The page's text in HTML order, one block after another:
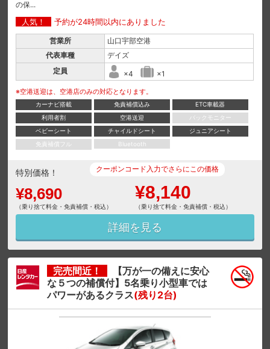
の保...
人気！ 予約が24時間以内にありました
営業所
山口宇部空港
代表車種
デイズ
定員
×4 ×1
※空港送迎は、空港店のみの対応となります。
カーナビ搭載 免責補償込み
ETC車載器
利用者割
空港送迎
バックモニター
ベビーシート
チャイルドシート
ジュニアシート
免責補償フル
Bluetooth
特別価格！
¥8,690
（乗り捨て料金・免責補償・税込）
クーポンコード入力でさらにこの価格
¥8,140
（乗り捨て料金・免責補償・税込）
詳細を見る
完売間近！
【万が一の備えに安心
な５つの補償付】5名乗り小型車では
パワーがあるクラス(残り2台)